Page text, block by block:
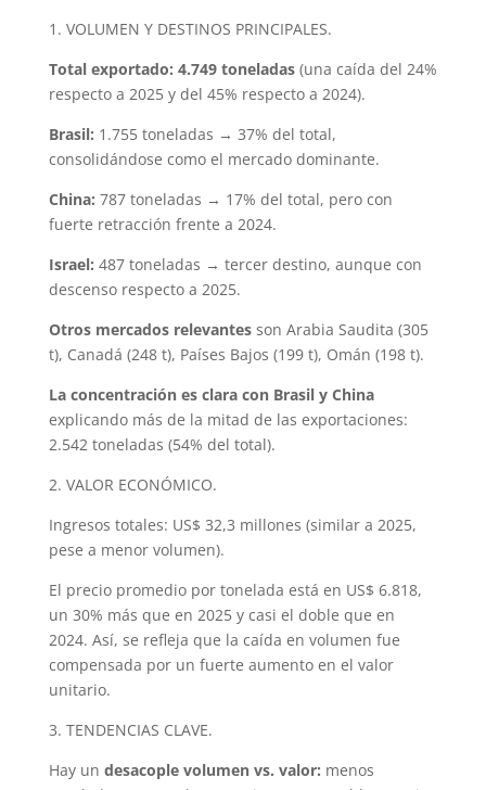
1. VOLUMEN Y DESTINOS PRINCIPALES.
Total exportado: 4.749 toneladas(una caída del 24%
respecto a 2025 y del 45% respecto a 2024).
Brasil: 1.755 toneladas → 37% del total,
consolidándose como el mercado dominante.
China: 787 toneladas → 17% del total, pero con
fuerte retracción frente a 2024.
Israel: 487 toneladas → tercer destino, aunque con
descenso respecto a 2025.
Otros mercados relevantesson Arabia Saudita (305
t), Canadá (248 t), Países Bajos (199 t), Omán (198 t).
La concentración es clara con Brasil y China
explicando más de la mitad de las exportaciones:
2.542 toneladas (54% del total).
2. VALOR ECONÓMICO.
Ingresos totales: US$ 32,3 millones (similar a 2025,
pese a menor volumen).
El precio promedio por tonelada está en US$ 6.818,
un 30% más que en 2025 y casi el doble que en
2024. Así, se refleja que la caída en volumen fue
compensada por un fuerte aumento en el valor
unitario.
3. TENDENCIAS CLAVE.
Hay un desacople volumen vs. valor: menos